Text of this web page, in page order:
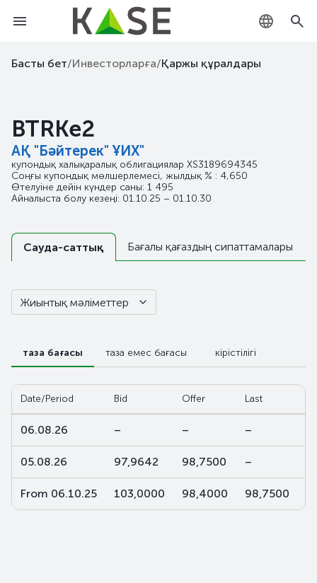
KZ
Басты бет/Инвесторларға/Қаржы құралдары
BTRKe2
АҚ "Бәйтерек" ҰИХ"
купондық халықаралық облигациялар XS3189694345
Соңғы купондық мөлшерлемесі, жылдық % : 4,650
Өтелуіне дейін күндер саны: 1 495
Айналыста болу кезеңі: 01.10.25 – 01.10.30
Сауда-саттық Бағалы қағаздың сипаттамалары
Жиынтық мәліметтер
таза бағасы таза емес бағасы кірістілігі
Date/Period Bid Offer Last
06.08.26 – – –
05.08.26 97,9642 98,7500 –
From 06.10.25 103,0000 98,4000 98,7500